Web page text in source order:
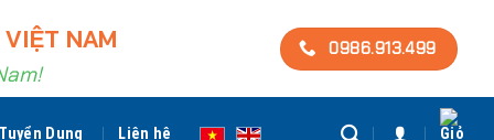
NAM 0986.913.499
Dụng Liên hệ